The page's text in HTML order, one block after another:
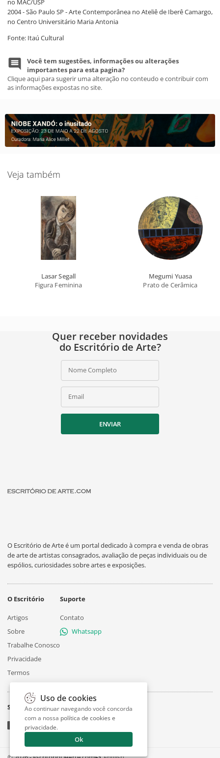
no MAC/USP
2004 - São Paulo SP - Arte Contemporânea no Ateliê de Iberê Camargo,
no Centro Universitário Maria Antonia
Fonte: Itaú Cultural
Você tem sugestões, informações ou alterações
importantes para esta pagina?
Clique aqui para sugerir uma alteração no conteudo e contribuir com
as informações expostas no site.
Veja também
Lasar Segall
Figura Feminina
Megumi Yuasa
Prato de Cerâmica
Quer receber novidades
do Escritório de Arte?
Nome Completo
Email
ENVIAR
O Escritório de Arte é um portal dedicado à compra e venda de obras
de arte de artistas consagrados, avaliação de peças individuais ou de
espólios, curiosidades sobre artes e exposições.
O Escritório
Artigos
Sobre
Trabalhe Conosco
Privacidade
Termos
Suporte
Contato
Whatsapp
Siga
Uso de cookies
Ao continuar navegando você concorda
com a nossa política de cookies e
privacidade.
Ok